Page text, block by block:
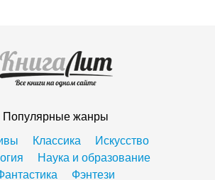
Популярные жанры
Классика
Искусство
Наука и образование
Фэнтези